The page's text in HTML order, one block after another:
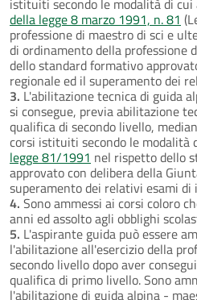
della legge 8 marzo 1991, n. 81
professione di maestro di sci e
di ordinamento della professione
dello standard formativo
regionale ed il superamento dei
3. L'abilitazione tecnica di guida
si consegue, previa abilitazione
qualifica di secondo livello,
corsi istituiti secondo le modalità
legge 81/1991 nel rispetto dello
approvato con delibera della
superamento dei relativi esami di
4. Sono ammessi ai corsi coloro
anni ed assolto agli obblighi
5. L'aspirante guida può essere
l'abilitazione all'esercizio della
secondo livello dopo aver
qualifica di primo livello. Sono
l'abilitazione di guida alpina -